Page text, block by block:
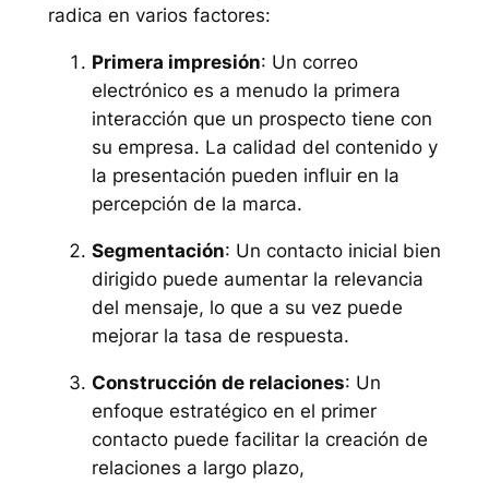
radica en varios factores:
Primera impresión: Un correo
electrónico es a menudo la primera
interacción que un prospecto tiene con
su empresa. La calidad del contenido y
la presentación pueden influir en la
percepción de la marca.
Segmentación: Un contacto inicial bien
dirigido puede aumentar la relevancia
del mensaje, lo que a su vez puede
mejorar la tasa de respuesta.
Construcción de relaciones: Un
enfoque estratégico en el primer
contacto puede facilitar la creación de
relaciones a largo plazo,